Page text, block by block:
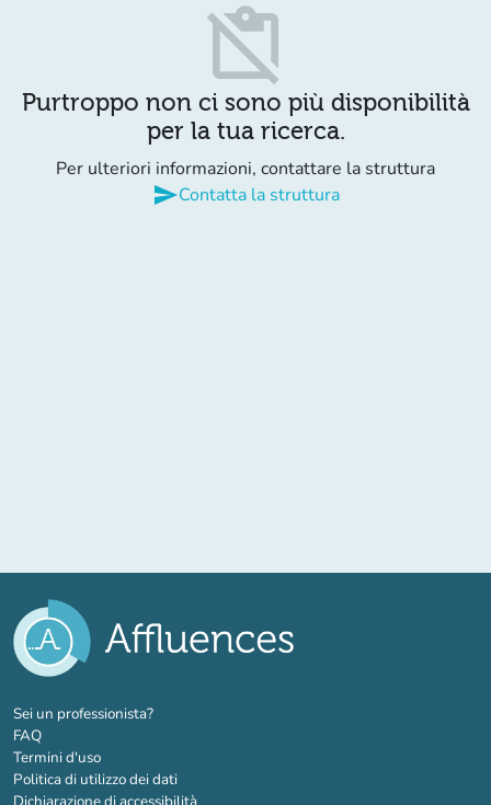
content_paste_off
Purtroppo non ci sono più disponibilità
per la tua ricerca.
Per ulteriori informazioni, contattare la struttura
sendContatta la struttura
Sei un professionista?(nuova scheda)
FAQ
Termini d'uso
Politica di utilizzo dei dati